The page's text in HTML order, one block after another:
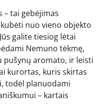
– tai gebėjimas
nuo vieno objekto
galite tiesiog lėtai
Nemuno tėkmę,
aromato, ir leisti
kurortas, kuris skirtas
todėl planuodami
– kartais